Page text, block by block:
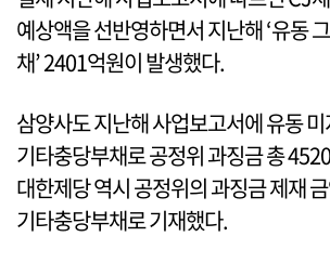
예상액을 선반영하면서 지난해 ‘유동
채’ 2401억원이 발생했다.
삼양사도 지난해 사업보고서에 유동
기타충당부채로 공정위 과징금 총
대한제당 역시 공정위의 과징금 제재
기타충당부채로 기재했다.